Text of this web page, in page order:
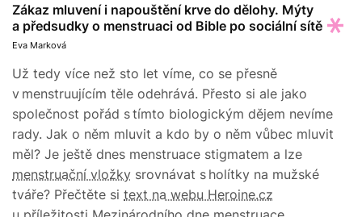
Zákaz mluvení i napouštění krve do dělohy. Mýty
a předsudky o menstruaci od Bible po sociální sítě
Eva Marková
Už tedy více než sto let víme, co se přesně
v menstruujícím těle odehrává. Přesto si ale jako
společnost pořád s tímto biologickým dějem nevíme
rady. Jak o něm mluvit a kdo by o něm vůbec mluvit
měl? Je ještě dnes menstruace stigmatem a lze
menstruační vložky srovnávat s holítky na mužské
tváře? Přečtěte si text na webu Heroine.cz